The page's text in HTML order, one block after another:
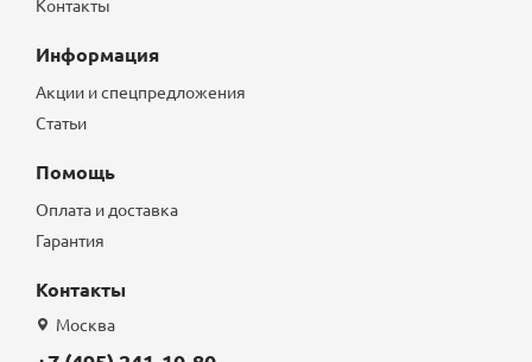
Контакты
Информация
Акции и спецпредложения
Статьи
Помощь
Оплата и доставка
Гарантия
Контакты
Москва